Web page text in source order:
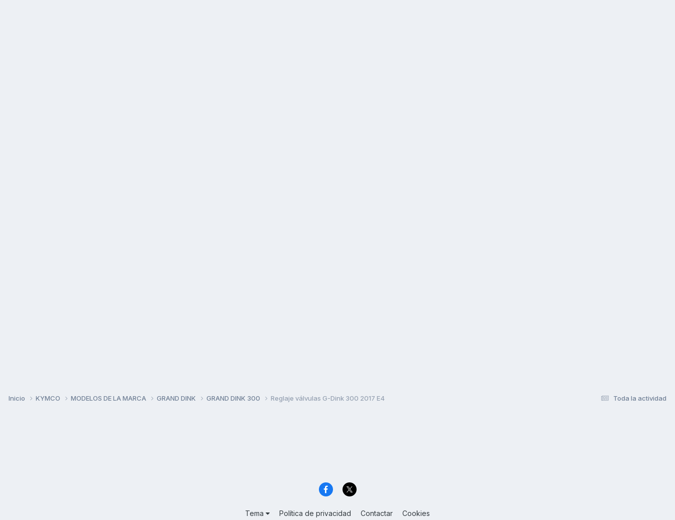
Toda la actividad
Inicio KYMCO MODELOS DE LA MARCA GRAND DINK GRAND DINK 300 Reglaje válvulas G-Dink 300 2017 E4
Tema Política de privacidad Contactar Cookies